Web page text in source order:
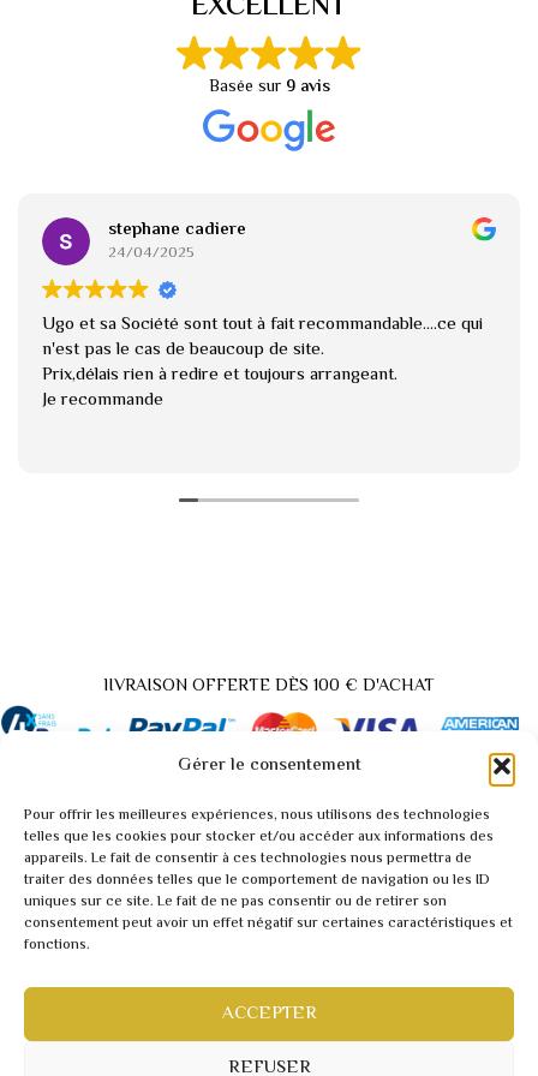
Gérer le consentement
Pour offrir les meilleures expériences, nous utilisons des technologies
telles que les cookies pour stocker et/ou accéder aux informations des
appareils. Le fait de consentir à ces technologies nous permettra de
traiter des données telles que le comportement de navigation ou les ID
uniques sur ce site. Le fait de ne pas consentir ou de retirer son
consentement peut avoir un effet négatif sur certaines caractéristiques et
fonctions.
ACCEPTER
REFUSER
Basée sur 9 avis
stephane cadiere
24/04/2025
Ugo et sa Société sont tout à fait recommandable....ce qui
n'est pas le cas de beaucoup de site.
Prix,délais rien à redire et toujours arrangeant.
Je recommande
lIVRAISON OFFERTE DÈS 100 € D'ACHAT
A propos / Contact
Demande tarif pro / vidéo
Politique de confidentialité
©2022 RARITY
Back
to
Top